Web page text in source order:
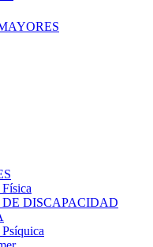
DE DISCAPACIDAD